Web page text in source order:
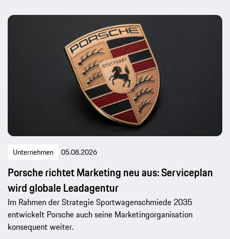
Unternehmen 05.08.2026
Porsche richtet Marketing neu aus: Serviceplan
wird globale Leadagentur
Im Rahmen der Strategie Sportwagenschmiede 2035
entwickelt Porsche auch seine Marketingorganisation
konsequent weiter.